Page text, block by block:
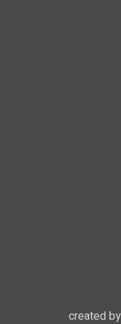
created by